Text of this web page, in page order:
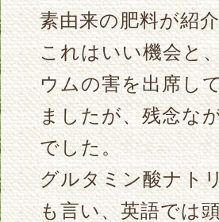
素由来の肥料が紹
これはいい機会と
ウムの害を出席し
ましたが、残念な
でした。
グルタミン酸ナト
も言い、英語では